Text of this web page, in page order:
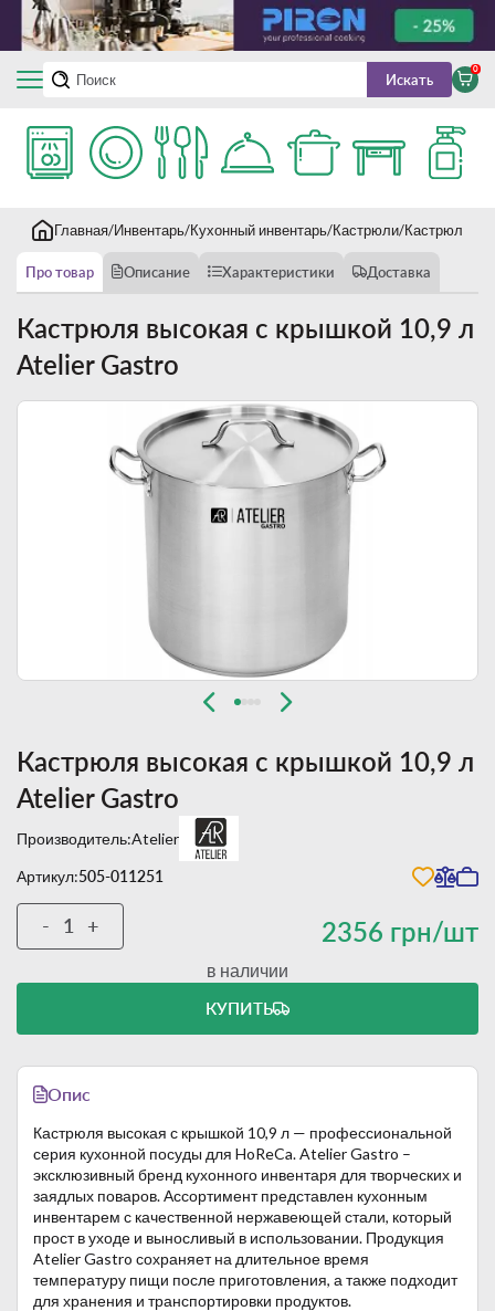
Искать
0
Главная Инвентарь Кухонный инвентарь Кастрюли Кастрюля
Про товар Описание Характеристики Доставка
Кастрюля высокая с крышкой 10,9 л
Atelier Gastro
Кастрюля высокая с крышкой 10,9 л
Atelier Gastro
Производитель:Atelier
Артикул:505-011251
2356 грн/шт
- +
в наличии
КУПИТЬ
Опис
Кастрюля высокая с крышкой 10,9 л — профессиональной
серия кухонной посуды для HoReCa. Atelier Gastro –
эксклюзивный бренд кухонного инвентаря для творческих и
заядлых поваров. Ассортимент представлен кухонным
инвентарем с качественной нержавеющей стали, который
прост в уходе и выносливый в использовании. Продукция
Atelier Gastro сохраняет на длительное время
температуру пищи после приготовления, а также подходит
для хранения и транспортировки продуктов.